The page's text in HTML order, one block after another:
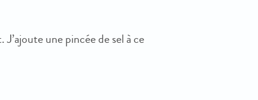
une pincée de sel à ce